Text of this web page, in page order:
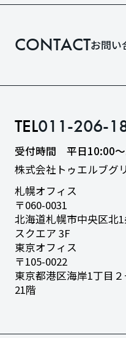
CONTACTお問い
TEL011-206-
受付時間 平日10:00
株式会社トゥエルブグ
札幌オフィス
〒060-0031
北海道札幌市中央区北
スクエア 3F
東京オフィス
〒105-0022
東京都港区海岸1丁目２
21階